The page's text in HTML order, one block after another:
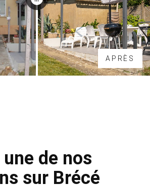
APRÈS
de nos
sur Brécé